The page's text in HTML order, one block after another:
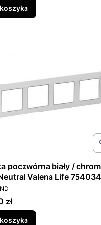
poczwórna biały / chrom
Valena Life 754034
zł